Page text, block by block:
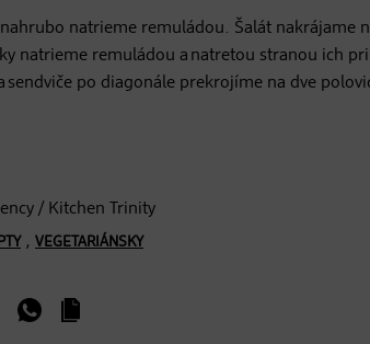
nahrubo natrieme remuládou. Šalát nakrájame
natrieme remuládou a natretou stranou ich
sendviče po diagonále prekrojíme na dve
/ Kitchen Trinity
, VEGETARIÁNSKY